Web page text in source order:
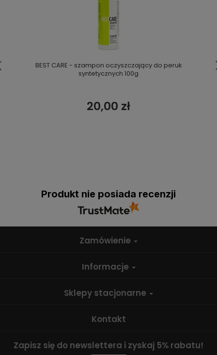
BEST CARE - szampon oczyszczający do peruk
syntetycznych 100g
20,00 zł
Produkt nie posiada recenzji
Zamówienie
Informacje
Sklepy stacjonarne
Kontakt
Zapisz się do newslettera i zyskaj 5% rabatu!